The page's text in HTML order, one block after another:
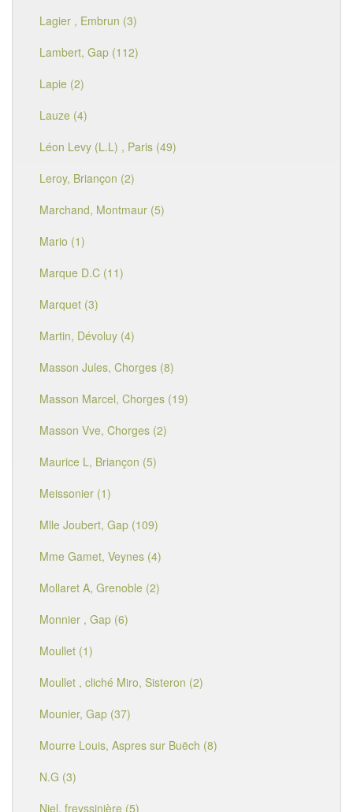
Lagier , Embrun (3)
Lambert, Gap (112)
Lapie (2)
Lauze (4)
Léon Levy (L.L) , Paris (49)
Leroy, Briançon (2)
Marchand, Montmaur (5)
Mario (1)
Marque D.C (11)
Marquet (3)
Martin, Dévoluy (4)
Masson Jules, Chorges (8)
Masson Marcel, Chorges (19)
Masson Vve, Chorges (2)
Maurice L, Briançon (5)
Meissonier (1)
Mlle Joubert, Gap (109)
Mme Gamet, Veynes (4)
Mollaret A, Grenoble (2)
Monnier , Gap (6)
Moullet (1)
Moullet , cliché Miro, Sisteron (2)
Mounier, Gap (37)
Mourre Louis, Aspres sur Buëch (8)
N.G (3)
Niel, freyssinière (5)